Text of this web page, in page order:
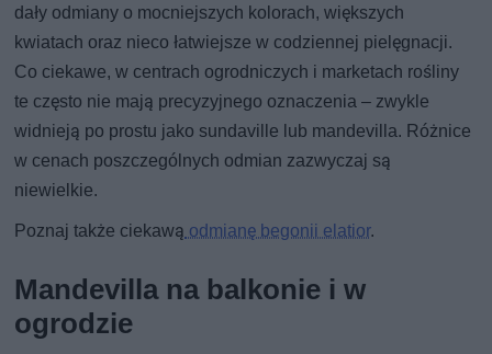
dały odmiany o mocniejszych kolorach, większych
kwiatach oraz nieco łatwiejsze w codziennej pielęgnacji.
Co ciekawe, w centrach ogrodniczych i marketach rośliny
te często nie mają precyzyjnego oznaczenia – zwykle
widnieją po prostu jako sundaville lub mandevilla. Różnice
w cenach poszczególnych odmian zazwyczaj są
niewielkie.
Poznaj także ciekawą odmianę begonii elatior.
Mandevilla na balkonie i w
ogrodzie